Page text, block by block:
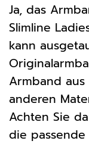
Ja, das
Slimline
kann
Armband
anderen
Achten Sie
die